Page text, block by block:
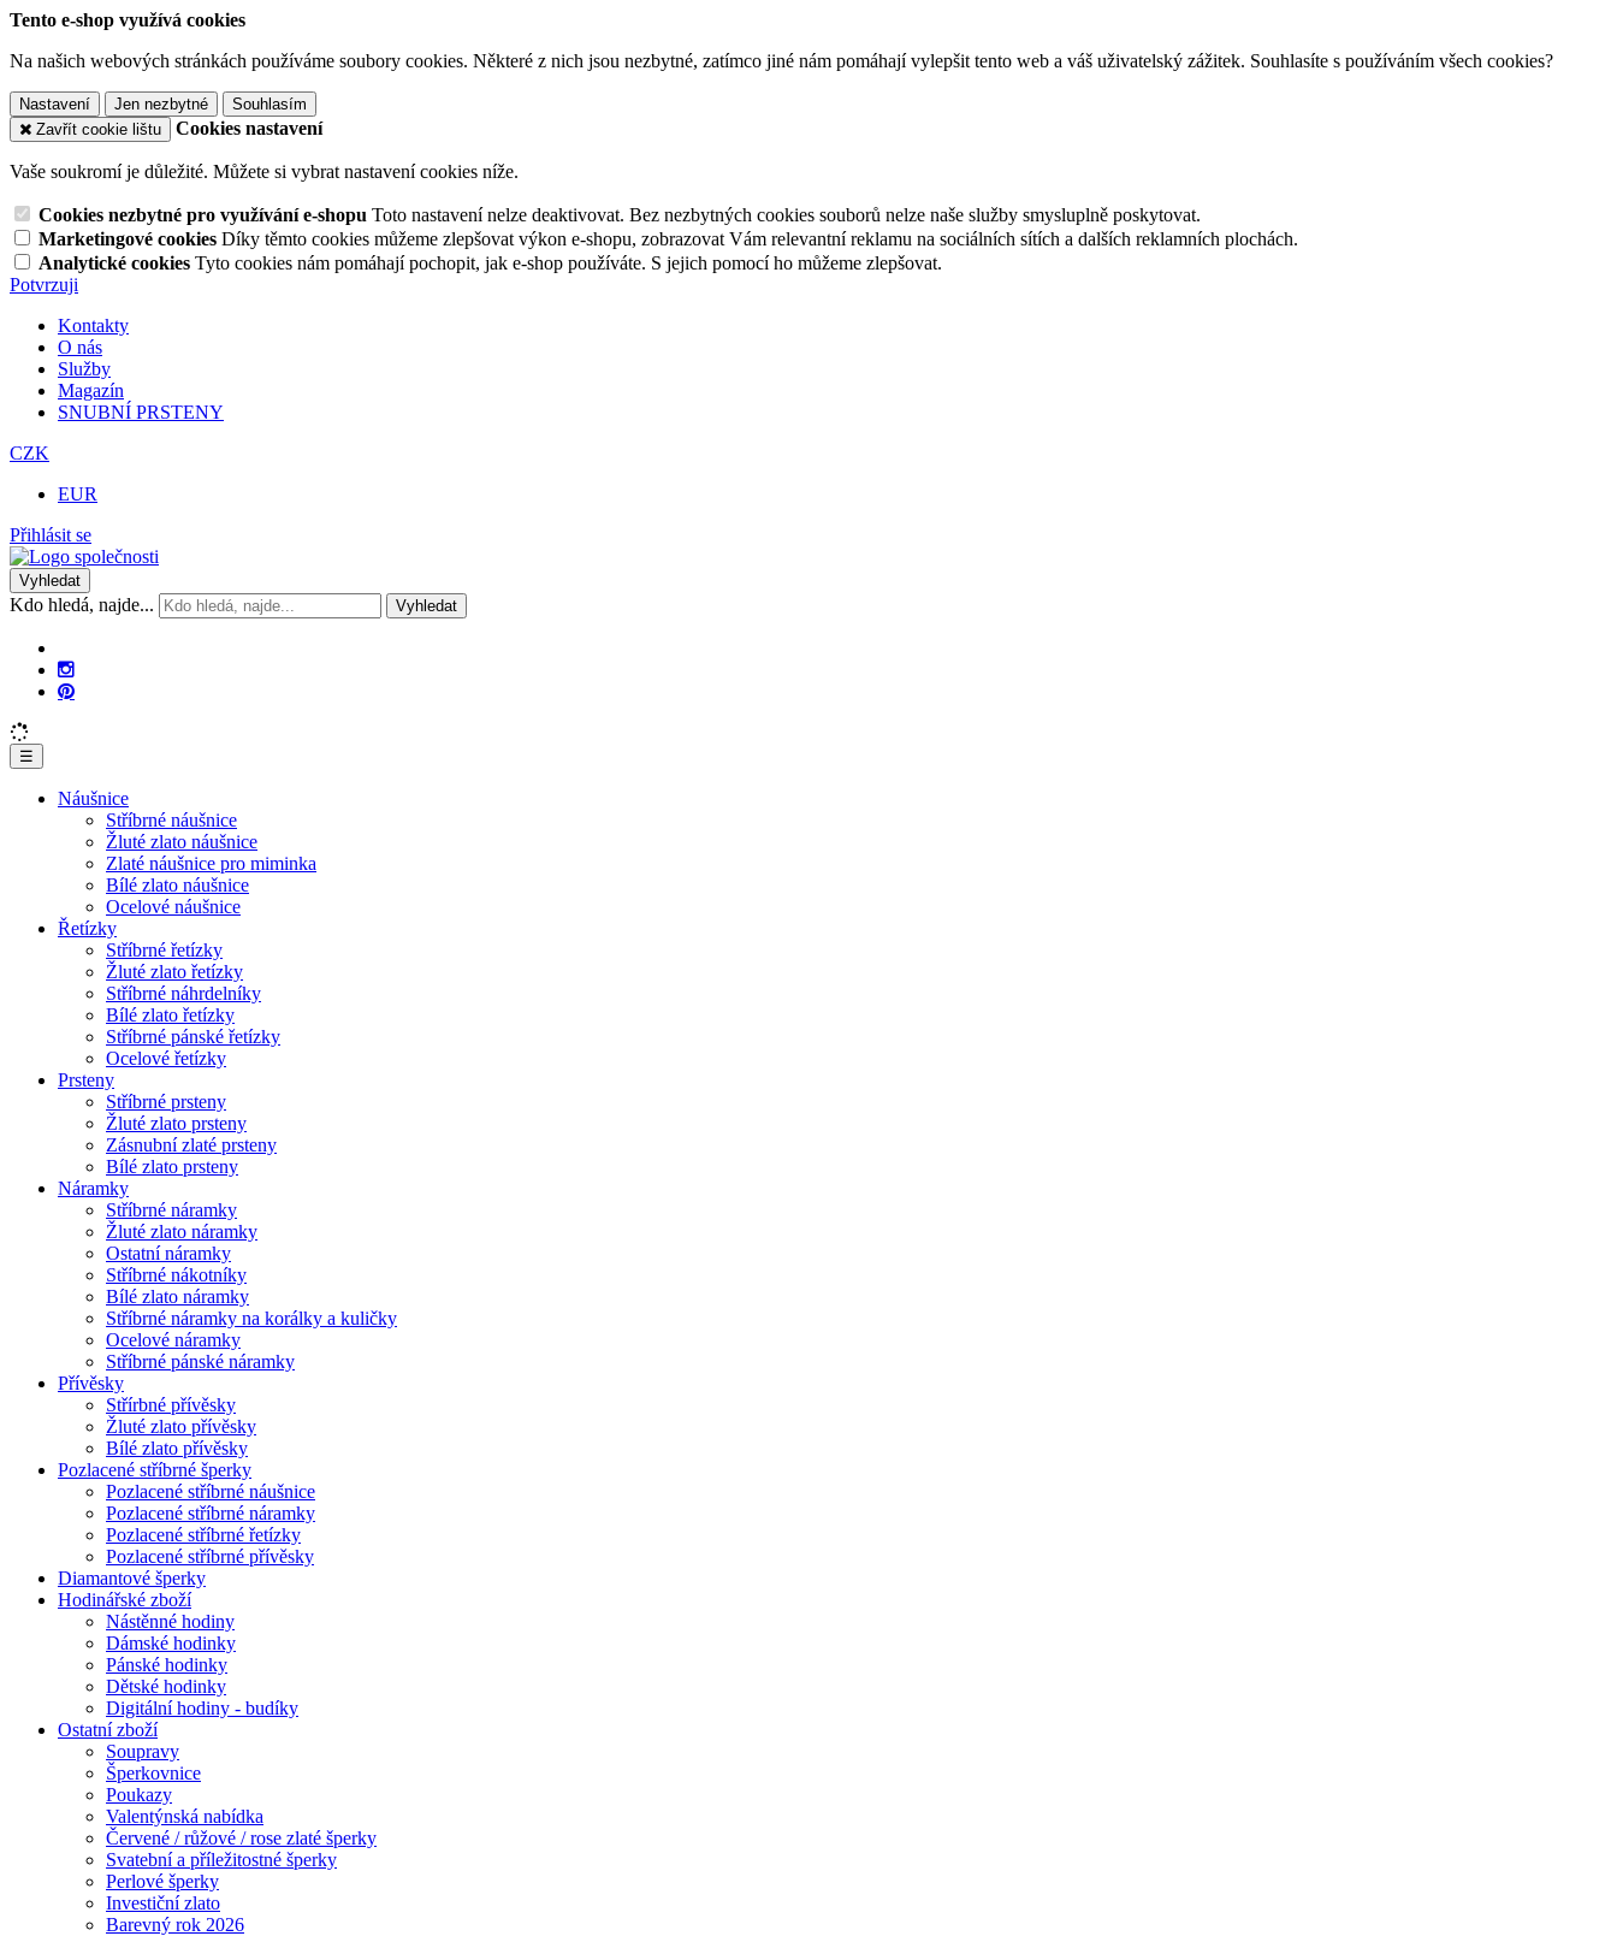
Tento e-shop využívá cookies
Na našich webových stránkách používáme soubory cookies. Některé z nich jsou nezbytné, zatímco jiné nám pomáhají vylepšit tento web a váš uživatelský zážitek. Souhlasíte s používáním všech cookies?
Nastavení Jen nezbytné
Souhlasím
Zavřít cookie lištu
Cookies nastavení
Vaše soukromí je důležité. Můžete si vybrat nastavení cookies níže.
Cookies nezbytné pro využívání e-shopu Toto nastavení nelze deaktivovat. Bez nezbytných cookies souborů nelze naše služby smysluplně poskytovat.
Marketingové cookies Díky těmto cookies můžeme zlepšovat výkon e-shopu, zobrazovat Vám relevantní reklamu na sociálních sítích a dalších reklamních plochách.
Analytické cookies Tyto cookies nám pomáhají pochopit, jak e-shop používáte. S jejich pomocí ho můžeme zlepšovat.
Potvrzuji
Kontakty
O nás
Služby
Magazín
SNUBNÍ PRSTENY
CZK
EUR
Přihlásit se
Vyhledat
Kdo hledá, najde... Vyhledat
☰
Náušnice
Stříbrné náušnice
Žluté zlato náušnice
Zlaté náušnice pro miminka
Bílé zlato náušnice
Ocelové náušnice
Řetízky
Stříbrné řetízky
Žluté zlato řetízky
Stříbrné náhrdelníky
Bílé zlato řetízky
Stříbrné pánské řetízky
Ocelové řetízky
Prsteny
Stříbrné prsteny
Žluté zlato prsteny
Zásnubní zlaté prsteny
Bílé zlato prsteny
Náramky
Stříbrné náramky
Žluté zlato náramky
Ostatní náramky
Stříbrné nákotníky
Bílé zlato náramky
Stříbrné náramky na korálky a kuličky
Ocelové náramky
Stříbrné pánské náramky
Přívěsky
Střírbné přívěsky
Žluté zlato přívěsky
Bílé zlato přívěsky
Pozlacené stříbrné šperky
Pozlacené stříbrné náušnice
Pozlacené stříbrné náramky
Pozlacené stříbrné řetízky
Pozlacené stříbrné přívěsky
Diamantové šperky
Hodinářské zboží
Nástěnné hodiny
Dámské hodinky
Pánské hodinky
Dětské hodinky
Digitální hodiny - budíky
Ostatní zboží
Soupravy
Šperkovnice
Poukazy
Valentýnská nabídka
Červené / růžové / rose zlaté šperky
Svatební a příležitostné šperky
Perlové šperky
Investiční zlato
Barevný rok 2026